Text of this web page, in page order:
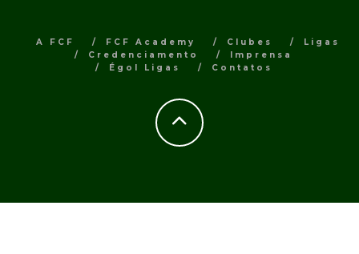
A FCF FCF Academy Clubes
Ligas
Credenciamento
Imprensa
Égol Ligas
Contatos